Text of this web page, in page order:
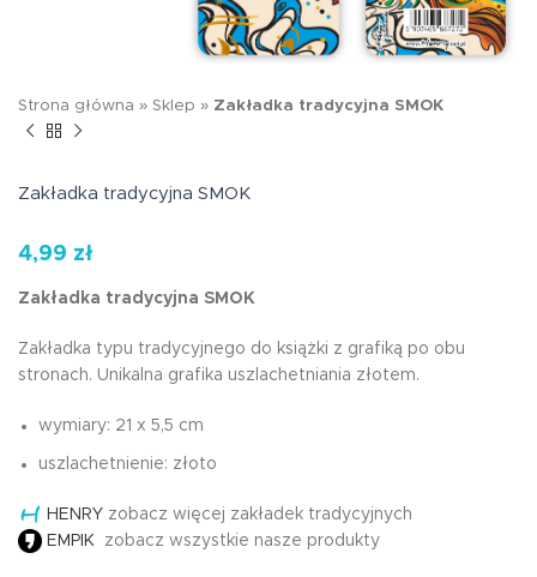
Strona główna » Sklep » Zakładka tradycyjna SMOK
Zakładka tradycyjna SMOK
4,99 zł
Zakładka tradycyjna SMOK
Zakładka typu tradycyjnego do książki z grafiką po obu
stronach. Unikalna grafika uszlachetniania złotem.
wymiary: 21 x 5,5 cm
uszlachetnienie: złoto
HENRY zobacz więcej zakładek tradycyjnych
EMPIK zobacz wszystkie nasze produkty